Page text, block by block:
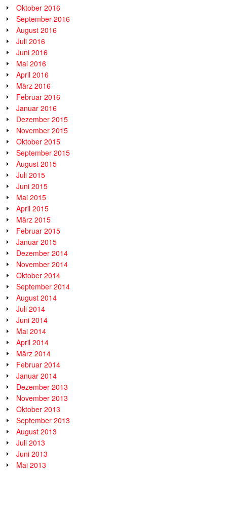
Oktober 2016
September 2016
August 2016
Juli 2016
Juni 2016
Mai 2016
April 2016
März 2016
Februar 2016
Januar 2016
Dezember 2015
November 2015
Oktober 2015
September 2015
August 2015
Juli 2015
Juni 2015
Mai 2015
April 2015
März 2015
Februar 2015
Januar 2015
Dezember 2014
November 2014
Oktober 2014
September 2014
August 2014
Juli 2014
Juni 2014
Mai 2014
April 2014
März 2014
Februar 2014
Januar 2014
Dezember 2013
November 2013
Oktober 2013
September 2013
August 2013
Juli 2013
Juni 2013
Mai 2013